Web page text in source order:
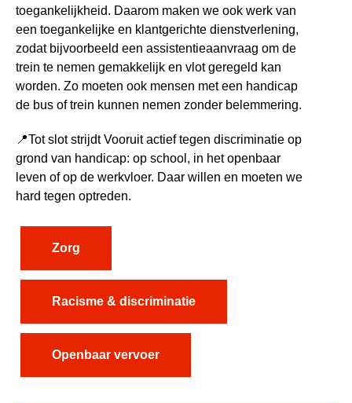
toegankelijkheid. Daarom maken we ook werk van
een toegankelijke en klantgerichte dienstverlening,
zodat bijvoorbeeld een assistentieaanvraag om de
trein te nemen gemakkelijk en vlot geregeld kan
worden. Zo moeten ook mensen met een handicap
de bus of trein kunnen nemen zonder belemmering.
📍Tot slot strijdt Vooruit actief tegen discriminatie op
grond van handicap: op school, in het openbaar
leven of op de werkvloer. Daar willen en moeten we
hard tegen optreden.
Zorg
Racisme & discriminatie
Openbaar vervoer